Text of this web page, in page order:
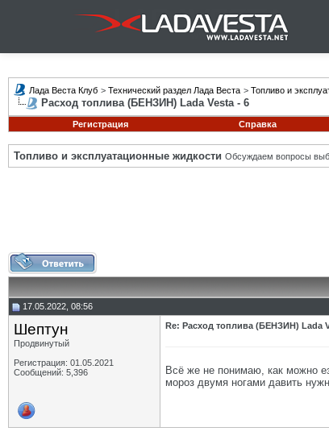
Лада Веста Клуб > Технический раздел Лада Веста > Топливо и
Расход топлива (БЕНЗИН) Lada Vesta - 6
Регистрация Справка
Топливо и эксплуатационные жидкости Обсуждаем вопросы
17.05.2022, 08:56
Шептун
Продвинутый
Регистрация: 01.05.2021
Сообщений: 5,396
Re: Расход топлива (БЕНЗИН) Lada
Всё же не понимаю, как можно
мороз двумя ногами давить